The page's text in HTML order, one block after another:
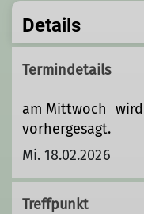
Details
Termindetails
am Mittwoch
vorhergesagt.
Mi. 18.02.2026
Treffpunkt